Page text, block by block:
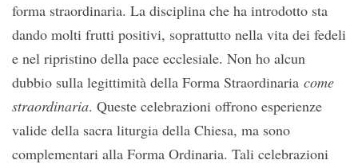
forma straordinaria. La disciplina che ha introdotto sta
dando molti frutti positivi, soprattutto nella vita dei fedeli
e nel ripristino della pace ecclesiale. Non ho alcun
dubbio sulla legittimità della Forma Straordinaria come
straordinaria. Queste celebrazioni offrono esperienze
valide della sacra liturgia della Chiesa, ma sono
complementari alla Forma Ordinaria. Tali celebrazioni